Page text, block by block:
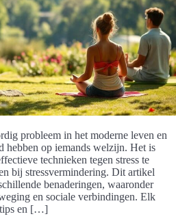
probleem in het moderne leven en
hebben op iemands welzijn. Het is
technieken tegen stress te
bij stressvermindering. Dit artikel
benaderingen, waaronder
en sociale verbindingen. Elk
tips en […]